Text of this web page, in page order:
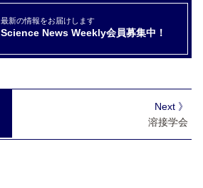
最新の情報をお届けします
Science News Weekly会員募集中！
Next 》
溶接学会